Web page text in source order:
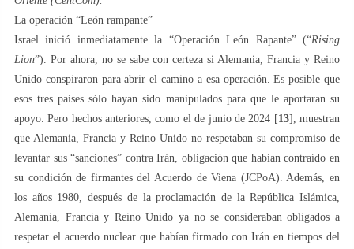
La operación “León rampante”
Israel inició inmediatamente la “Operación León Rapante” (“Rising
Lion”). Por ahora, no se sabe con certeza si Alemania, Francia y Reino
Unido conspiraron para abrir el camino a esa operación. Es posible que
esos tres países sólo hayan sido manipulados para que le aportaran su
apoyo. Pero hechos anteriores, como el de junio de 2024 [13], muestran
que Alemania, Francia y Reino Unido no respetaban su compromiso de
levantar sus “sanciones” contra Irán, obligación que habían contraído en
su condición de firmantes del Acuerdo de Viena (JCPoA). Además, en
los años 1980, después de la proclamación de la República Islámica,
Alemania, Francia y Reino Unido ya no se consideraban obligados a
respetar el acuerdo nuclear que habían firmado con Irán en tiempos del